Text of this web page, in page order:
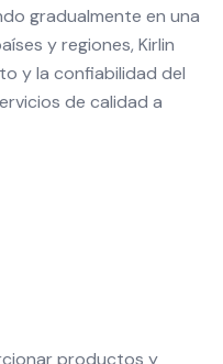
gradualmente en una
y regiones, Kirlin
y la confiabilidad del
de calidad a
productos y